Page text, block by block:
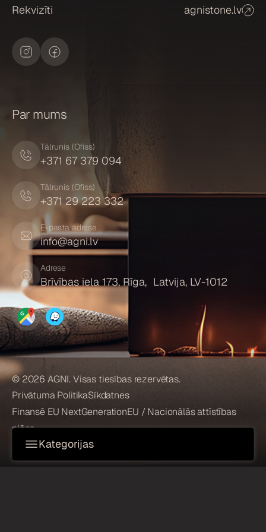
Kategorijas
Rekvizīti agnistone.lv
Par mums
Tālrunis (Ofiss)
+371 67 379 094
Tālrunis (Ofiss)
+371 29 223 332
E-pasta adrese
info@agni.lv
Adrese
Brīvības iela 173, Rīga, Latvija, LV-1012
© 2026 AGNI. Visas tiesības rezervētas.
Privātuma PolitikaSīkdatnes
Finansē EU NextGenerationEU / Nacionālās attīstības
plāns